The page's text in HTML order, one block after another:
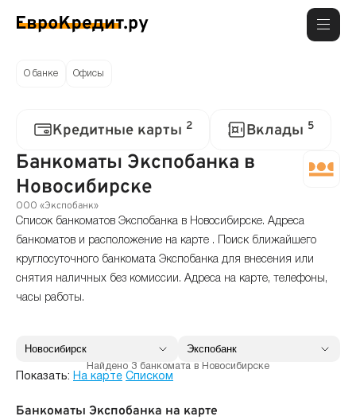
О банке Офисы
Кредитные карты 2 Вклады 5
Банкоматы Экспобанка в
Новосибирске
ООО «Экспобанк»
Список банкоматов Экспобанка в Новосибирске. Адреса
банкоматов и расположение на карте . Поиск ближайшего
круглосуточного банкомата Экспобанка для внесения или
снятия наличных без комиссии. Адреса на карте, телефоны,
часы работы.
Найдено 3 банкомата в Новосибирске
Показать: На карте Списком
Банкоматы Экспобанка на карте